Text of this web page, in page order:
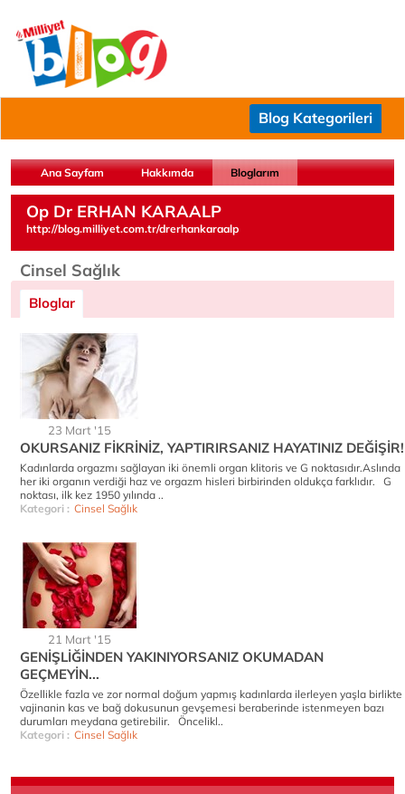
Blog Kategorileri
Ana Sayfam Hakkımda Bloglarım
Op Dr ERHAN KARAALP
http://blog.milliyet.com.tr/drerhankaraalp
Cinsel Sağlık
Bloglar
23 Mart '15
OKURSANIZ FİKRİNİZ, YAPTIRIRSANIZ HAYATINIZ DEĞİŞİR!
Kadınlarda orgazmı sağlayan iki önemli organ klitoris ve G noktasıdır.Aslında
her iki organın verdiği haz ve orgazm hisleri birbirinden oldukça farklıdır. G
noktası, ilk kez 1950 yılında ..
Kategori : Cinsel Sağlık
21 Mart '15
GENİŞLİĞİNDEN YAKINIYORSANIZ OKUMADAN
GEÇMEYİN...
Özellikle fazla ve zor normal doğum yapmış kadınlarda ilerleyen yaşla birlikte
vajinanin kas ve bağ dokusunun gevşemesi beraberinde istenmeyen bazı
durumları meydana getirebilir. Öncelikl..
Kategori : Cinsel Sağlık